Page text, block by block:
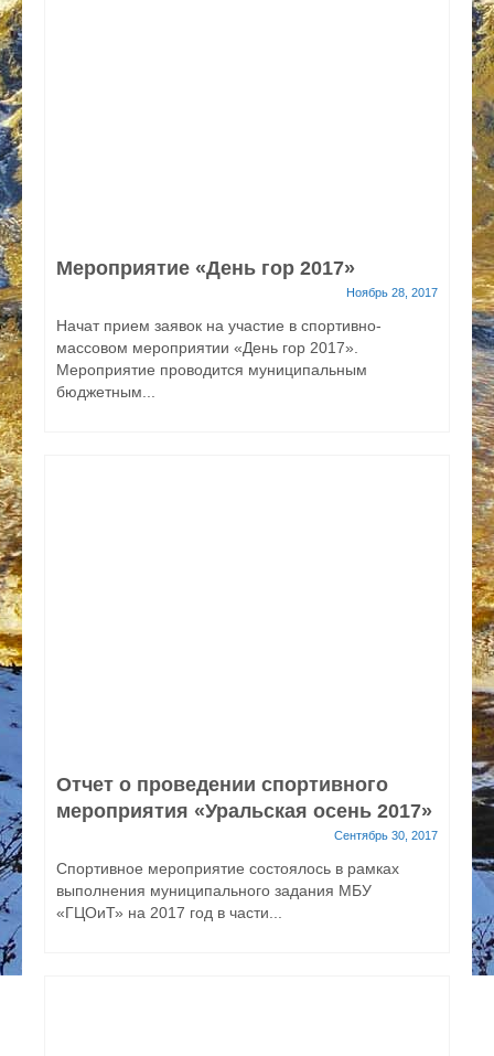
Мероприятие «День гор 2017»
Ноябрь 28, 2017
Начат прием заявок на участие в спортивно-
массовом мероприятии «День гор 2017».
Мероприятие проводится муниципальным
бюджетным...
Отчет о проведении спортивного
мероприятия «Уральская осень 2017»
Сентябрь 30, 2017
Спортивное мероприятие состоялось в рамках
выполнения муниципального задания МБУ
«ГЦОиТ» на 2017 год в части...